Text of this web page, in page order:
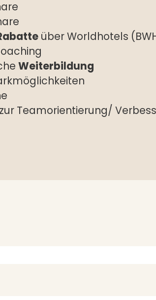
über Worldhotels
Weiterbildung
Teamorientierung/